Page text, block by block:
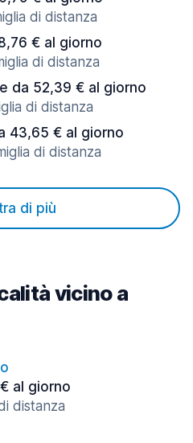
di distanza
€ al giorno
di distanza
da 52,39 € al giorno
di distanza
43,65 € al giorno
di distanza
di più
vicino a
al giorno
distanza